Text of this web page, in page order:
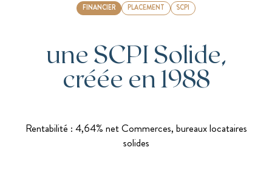
PLACEMENT
FINANCIER SCPI
une SCPI Solide,
créée en 1988
Rentabilité : 4,64% net Commerces, bureaux locataires
solides